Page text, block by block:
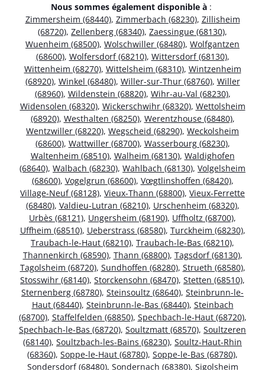
Nous sommes également disponible à :
Zimmersheim (68440), Zimmerbach (68230), Zillisheim
(68720), Zellenberg (68340), Zaessingue (68130),
Wuenheim (68500), Wolschwiller (68480), Wolfgantzen
(68600), Wolfersdorf (68210), Wittersdorf (68130),
Wittenheim (68270), Wittelsheim (68310), Wintzenheim
(68920), Winkel (68480), Willer-sur-Thur (68760), Willer
(68960), Wildenstein (68820), Wihr-au-Val (68230),
Widensolen (68320), Wickerschwihr (68320), Wettolsheim
(68920), Westhalten (68250), Werentzhouse (68480),
Wentzwiller (68220), Wegscheid (68290), Weckolsheim
(68600), Wattwiller (68700), Wasserbourg (68230),
Waltenheim (68510), Walheim (68130), Waldighofen
(68640), Walbach (68230), Wahlbach (68130), Volgelsheim
(68600), Vogelgrun (68600), Vœgtlinshoffen (68420),
Village-Neuf (68128), Vieux-Thann (68800), Vieux-Ferrette
(68480), Valdieu-Lutran (68210), Urschenheim (68320),
Urbès (68121), Ungersheim (68190), Uffholtz (68700),
Uffheim (68510), Ueberstrass (68580), Turckheim (68230),
Traubach-le-Haut (68210), Traubach-le-Bas (68210),
Thannenkirch (68590), Thann (68800), Tagsdorf (68130),
Tagolsheim (68720), Sundhoffen (68280), Strueth (68580),
Stosswihr (68140), Storckensohn (68470), Stetten (68510),
Sternenberg (68780), Steinsoultz (68640), Steinbrunn-le-
Haut (68440), Steinbrunn-le-Bas (68440), Steinbach
(68700), Staffelfelden (68850), Spechbach-le-Haut (68720),
Spechbach-le-Bas (68720), Soultzmatt (68570), Soultzeren
(68140), Soultzbach-les-Bains (68230), Soultz-Haut-Rhin
(68360), Soppe-le-Haut (68780), Soppe-le-Bas (68780),
Sondersdorf (68480), Sondernach (68380), Sigolsheim